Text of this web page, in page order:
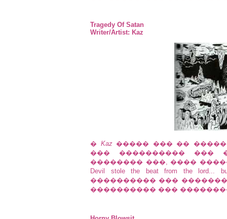
Tragedy Of Satan
Writer/Artist: Kaz
� Kaz����� ��� ��
��� ���������� ���
�������� ���, ����
Devil stole the beat from the
���������� ���
���������� ���